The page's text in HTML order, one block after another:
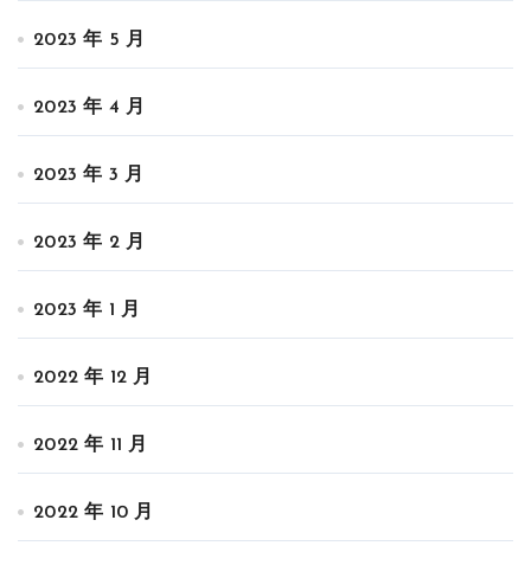
2023 年 5 月
2023 年 4 月
2023 年 3 月
2023 年 2 月
2023 年 1 月
2022 年 12 月
2022 年 11 月
2022 年 10 月